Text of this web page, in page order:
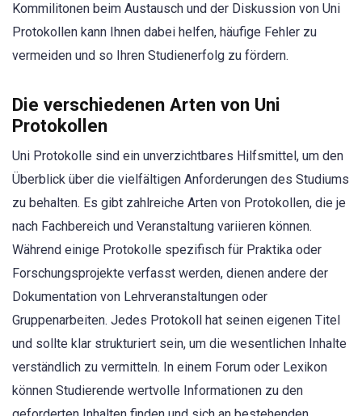
Kommilitonen beim Austausch und der Diskussion von Uni
Protokollen kann Ihnen dabei helfen, häufige Fehler zu
vermeiden und so Ihren Studienerfolg zu fördern.
Die verschiedenen Arten von Uni
Protokollen
Uni Protokolle sind ein unverzichtbares Hilfsmittel, um den
Überblick über die vielfältigen Anforderungen des Studiums
zu behalten. Es gibt zahlreiche Arten von Protokollen, die je
nach Fachbereich und Veranstaltung variieren können.
Während einige Protokolle spezifisch für Praktika oder
Forschungsprojekte verfasst werden, dienen andere der
Dokumentation von Lehrveranstaltungen oder
Gruppenarbeiten. Jedes Protokoll hat seinen eigenen Titel
und sollte klar strukturiert sein, um die wesentlichen Inhalte
verständlich zu vermitteln. In einem Forum oder Lexikon
können Studierende wertvolle Informationen zu den